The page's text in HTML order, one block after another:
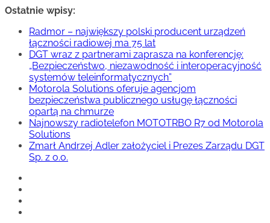
Przejdź
treści
Ostatnie wpisy:
Radmor – największy polski producent urządzeń
łączności radiowej ma 75 lat
DGT wraz z partnerami zaprasza na konferencję:
„Bezpieczeństwo, niezawodność i interoperacyjność
systemów teleinformatycznych”
Motorola Solutions oferuje agencjom
bezpieczeństwa publicznego usługę łączności
opartą na chmurze
Najnowszy radiotelefon MOTOTRBO R7 od Motorola
Solutions
Zmarł Andrzej Adler założyciel i Prezes Zarządu DGT
Sp. z o.o.